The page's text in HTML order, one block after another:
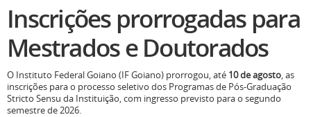
Inscrições prorrogadas para
Mestrados e Doutorados
O Instituto Federal Goiano (IF Goiano) prorrogou, até 10 de agosto, as
inscrições para o processo seletivo dos Programas de Pós-Graduação
Stricto Sensu da Instituição, com ingresso previsto para o segundo
semestre de 2026.